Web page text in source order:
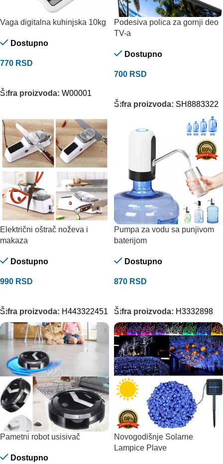
Vaga digitalna kuhinjska 10kg
Dostupno
770 RSD
Šifra proizvoda: W00001
Podesiva polica za gornji deo
TV-a
Dostupno
700 RSD
Šifra proizvoda: SH8883322
Električni oštrač noževa i
makaza
Dostupno
990 RSD
Šifra proizvoda: H443322451
Pumpa za vodu sa punjivom
baterijom
Dostupno
870 RSD
Šifra proizvoda: H3332898
Pametni robot usisivač
Dostupno
Novogodišnje Solarne
Lampice Plave